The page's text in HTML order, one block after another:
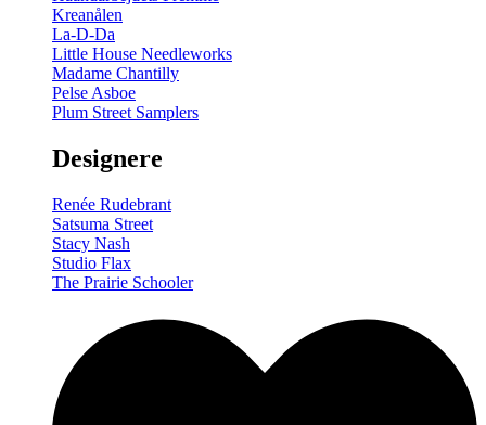
Kreanålen
La-D-Da
Little House Needleworks
Madame Chantilly
Pelse Asboe
Plum Street Samplers
Designere
Renée Rudebrant
Satsuma Street
Stacy Nash
Studio Flax
The Prairie Schooler